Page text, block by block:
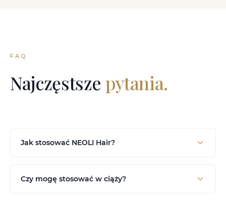
FAQ
Najczęstsze pytania.
Jak stosować NEOLI Hair?
Czy mogę stosować w ciąży?